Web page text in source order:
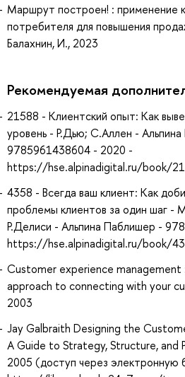
Маршрут построен! : применение
потребителя для повышения
Балахнин, И., 2023
Рекомендуемая
21588 - Клиентский опыт: Как
уровень - Р.Дью; С.Аллен -
9785961438604 - 2020 -
https://hse.alpinadigital.ru/book/
4358 - Всегда ваш клиент: Как
проблемы клиентов за один шаг -
Р.Делиси - Альпина Паблишер -
https://hse.alpinadigital.ru/book/
Customer experience management
approach to connecting with your
2003
Jay Galbraith Designing the
A Guide to Strategy, Structure, and
2005 (доступ через